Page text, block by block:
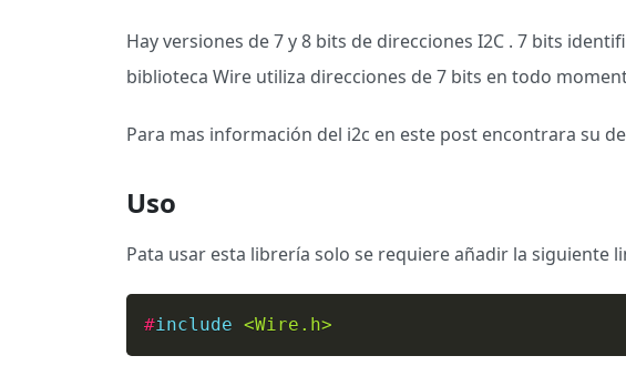
Hay versiones de 7 y 8 bits de direcciones I2C . 7 bits
biblioteca Wire utiliza direcciones de 7 bits en todo
Para mas información del i2c en este post encontrara su
Uso
Pata usar esta librería solo se requiere añadir la siguiente
#include <Wire.h>